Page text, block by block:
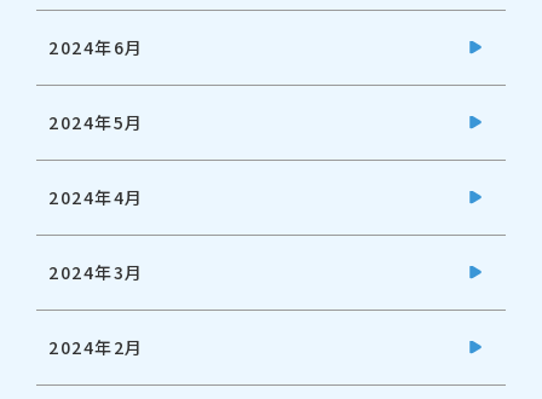
2024年6月
2024年5月
2024年4月
2024年3月
2024年2月